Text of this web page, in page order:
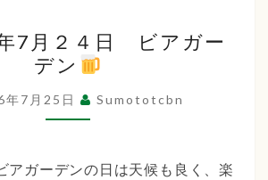
０
２
６
年
月
7月２４日 ビアガー
デン
年7月25日 Sumototcbn
アガーデンの日は天候も良く、楽